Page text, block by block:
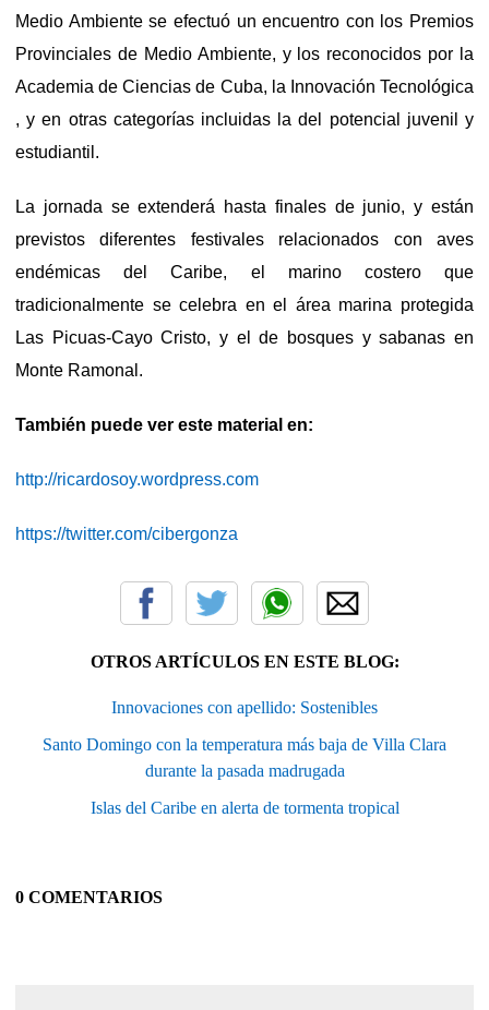
Medio Ambiente se efectuó un encuentro con los Premios
Provinciales de Medio Ambiente, y los reconocidos por la
Academia de Ciencias de Cuba, la Innovación Tecnológica
, y en otras categorías incluidas la del potencial juvenil y
estudiantil.
La jornada se extenderá hasta finales de junio, y están
previstos diferentes festivales relacionados con aves
endémicas del Caribe, el marino costero que
tradicionalmente se celebra en el área marina protegida
Las Picuas-Cayo Cristo, y el de bosques y sabanas en
Monte Ramonal.
También puede ver este material en:
http://ricardosoy.wordpress.com
https://twitter.com/cibergonza
OTROS ARTÍCULOS EN ESTE BLOG:
Innovaciones con apellido: Sostenibles
Santo Domingo con la temperatura más baja de Villa Clara
durante la pasada madrugada
Islas del Caribe en alerta de tormenta tropical
0 COMENTARIOS